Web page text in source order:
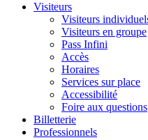
Visiteurs
Visiteurs
Visiteurs en groupe
Pass Infini
Accès
Horaires
Services sur place
Accessibilité
Foire aux questions
Billetterie
Professionnels